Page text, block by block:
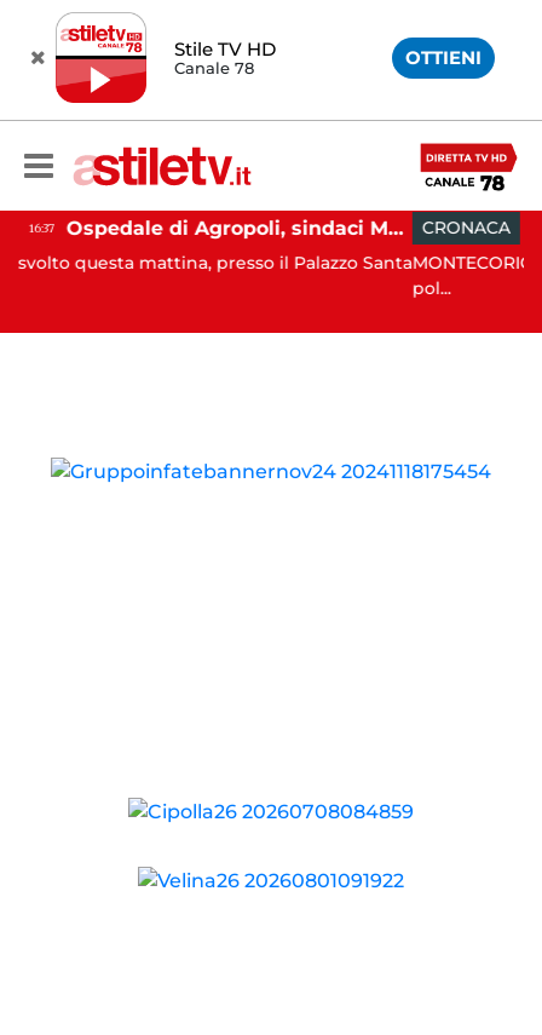
Stile TV HD
Canale 78 OTTIENI
Ospedale di Agropoli, sindaci Mutalipassi e Rizzo incontrano Fico: “Intesa per potenziare servizi”
mattina, presso il Palazzo Santa
CRONACA 06:17
MONTECORICE. Blitz